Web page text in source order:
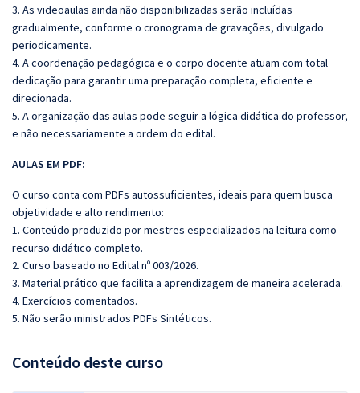
3. As videoaulas ainda não disponibilizadas serão incluídas
gradualmente, conforme o cronograma de gravações, divulgado
periodicamente.
4. A coordenação pedagógica e o corpo docente atuam com total
dedicação para garantir uma preparação completa, eficiente e
direcionada.
5. A organização das aulas pode seguir a lógica didática do professor,
e não necessariamente a ordem do edital.
AULAS EM PDF:
O curso conta com PDFs autossuficientes, ideais para quem busca
objetividade e alto rendimento:
1. Conteúdo produzido por mestres especializados na leitura como
recurso didático completo.
2. Curso baseado no Edital nº 003/2026.
3. Material prático que facilita a aprendizagem de maneira acelerada.
4. Exercícios comentados.
5. Não serão ministrados PDFs Sintéticos.
Conteúdo deste curso